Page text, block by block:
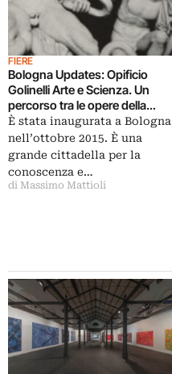
FIERE
Bologna Updates: Opificio
Golinelli Arte e Scienza. Un
percorso tra le opere della
Collezione Golinelli. E i video di
Camille Henrot per la prima
volta in Italia
È stata inaugurata a Bologna
nell’ottobre 2015. È una
grande cittadella per la
conoscenza e…
di Massimo Mattioli